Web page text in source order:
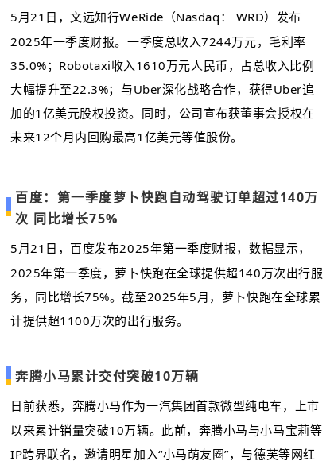
5月21日，文远知行WeRide（Nasdaq： WRD）发布
2025年一季度财报。一季度总收入7244万元，毛利率
35.0%；Robotaxi收入1610万元人民币，占总收入比例
大幅提升至22.3%；与Uber深化战略合作，获得Uber追
加的1亿美元股权投资。同时，公司宣布获董事会授权在
未来12个月内回购最高1亿美元等值股份。
百度：第一季度萝卜快跑自动驾驶订单超过140万
次 同比增长75%
5月21日，百度发布2025年第一季度财报，数据显示，
2025年第一季度，萝卜快跑在全球提供超140万次出行服
务，同比增长75%。截至2025年5月，萝卜快跑在全球累
计提供超1100万次的出行服务。
奔腾小马累计交付突破10万辆
日前获悉，奔腾小马作为一汽集团首款微型纯电车，上市
以来累计销量突破10万辆。此前，奔腾小马与小马宝莉等
IP跨界联名，邀请明星加入“小马萌友圈”，与德芙等网红